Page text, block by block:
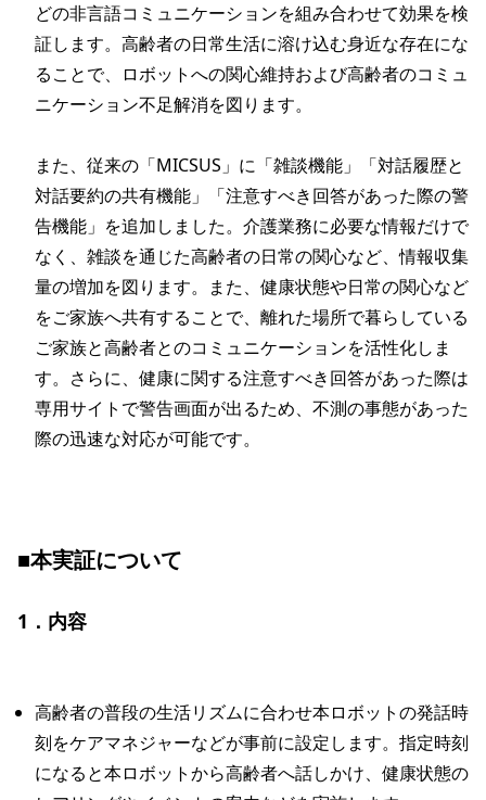
どの非言語コミュニケーションを組み合わせて効果を検
証します。高齢者の日常生活に溶け込む身近な存在にな
ることで、ロボットへの関心維持および高齢者のコミュ
ニケーション不足解消を図ります。
また、従来の「MICSUS」に「雑談機能」「対話履歴と
対話要約の共有機能」「注意すべき回答があった際の警
告機能」を追加しました。介護業務に必要な情報だけで
なく、雑談を通じた高齢者の日常の関心など、情報収集
量の増加を図ります。また、健康状態や日常の関心など
をご家族へ共有することで、離れた場所で暮らしている
ご家族と高齢者とのコミュニケーションを活性化しま
す。さらに、健康に関する注意すべき回答があった際は
専用サイトで警告画面が出るため、不測の事態があった
際の迅速な対応が可能です。
■本実証について
1．内容
高齢者の普段の生活リズムに合わせ本ロボットの発話時
刻をケアマネジャーなどが事前に設定します。指定時刻
になると本ロボットから高齢者へ話しかけ、健康状態の